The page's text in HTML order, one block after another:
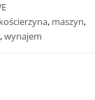
kościerzyna, maszyn,
,wynajem